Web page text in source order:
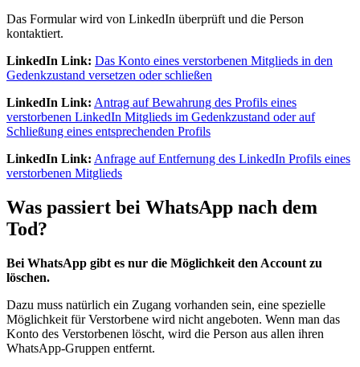
Das Formular wird von LinkedIn überprüft und die Person
kontaktiert.
LinkedIn Link: Das Konto eines verstorbenen Mitglieds in den
Gedenkzustand versetzen oder schließen
LinkedIn Link: Antrag auf Bewahrung des Profils eines
verstorbenen LinkedIn Mitglieds im Gedenkzustand oder auf
Schließung eines entsprechenden Profils
LinkedIn Link: Anfrage auf Entfernung des LinkedIn Profils eines
verstorbenen Mitglieds
Was passiert bei WhatsApp nach dem
Tod?
Bei WhatsApp gibt es nur die Möglichkeit den Account zu
löschen.
Dazu muss natürlich ein Zugang vorhanden sein, eine spezielle
Möglichkeit für Verstorbene wird nicht angeboten. Wenn man das
Konto des Verstorbenen löscht, wird die Person aus allen ihren
WhatsApp-Gruppen entfernt.